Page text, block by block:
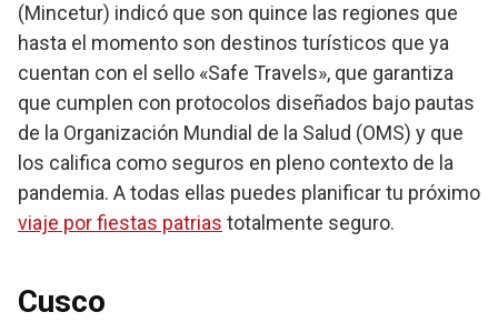
(Mincetur) indicó que son quince las regiones que
hasta el momento son destinos turísticos que ya
cuentan con el sello «Safe Travels», que garantiza
que cumplen con protocolos diseñados bajo pautas
de la Organización Mundial de la Salud (OMS) y que
los califica como seguros en pleno contexto de la
pandemia. A todas ellas puedes planificar tu próximo
viaje por fiestas patrias totalmente seguro.
Cusco